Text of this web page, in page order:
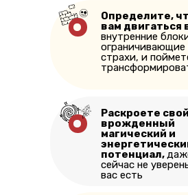
Определите,
вам двигаться
внутренние
ограничивающие
страхи, и
Раскроете свой
врожденный
магический и
потенциал,
сейчас не
вас есть